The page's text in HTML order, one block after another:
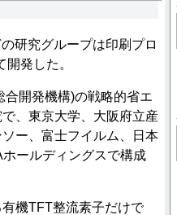
研究グループは印刷プロ
発した。
開発機構)の戦略的省エ
、東京大学、大阪府立産
ー、富士フイルム、日本
ールディングスで構成
機TFT整流素子だけで